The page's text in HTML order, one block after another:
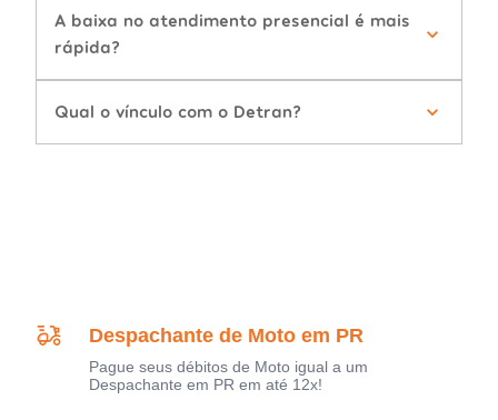
A baixa no atendimento presencial é mais
rápida?
Qual o vínculo com o Detran?
Despachante de Moto em PR
Pague seus débitos de Moto igual a um
Despachante em PR em até 12x!